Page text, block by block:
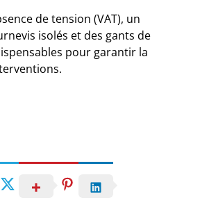
de tension (VAT), un
isolés et des gants de
pour garantir la